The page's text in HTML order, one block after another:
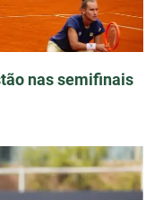
nas semifinais